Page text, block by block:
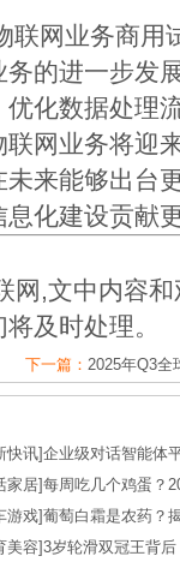
联网业务商用
的进一步发
化数据处理
网业务将迎
来能够出台
化建设贡献
网,文中内容
及时处理。
下一篇： 2025年Q3全
快讯]企业级对话智能体
家居]每周吃几个鸡蛋？
游戏]葡萄白霜是农药？
美容]3岁轮滑双冠王背